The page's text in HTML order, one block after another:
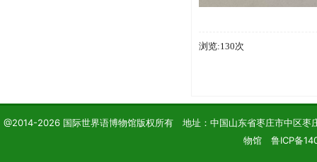
浏览:130次
@2014-2026 国际世界语博物馆版权所有 地址：中国山东省枣庄市中区
物馆 鲁ICP备